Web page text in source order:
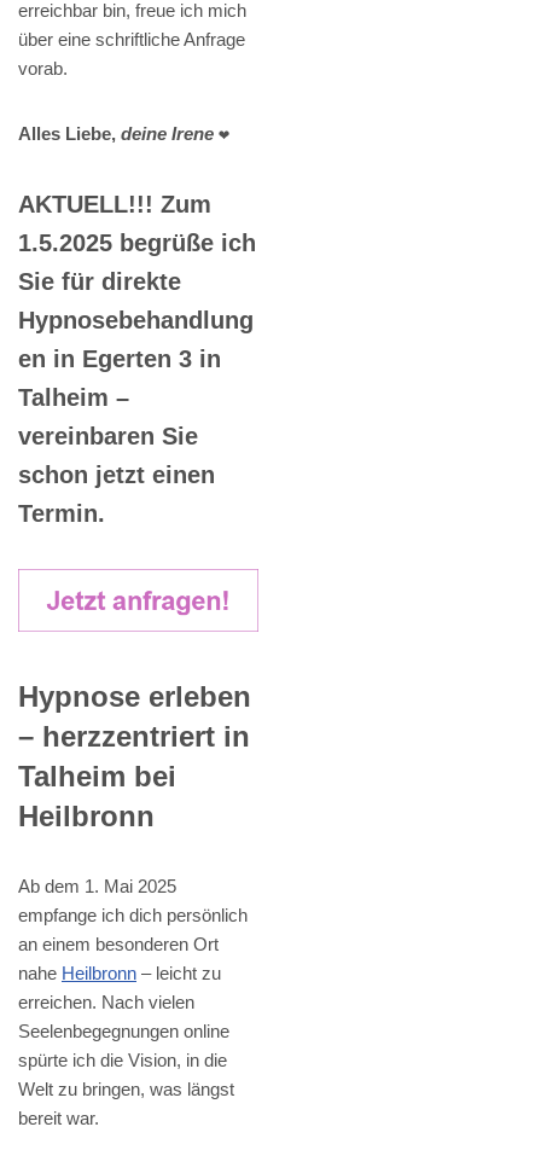
erreichbar bin, freue ich mich
über eine schriftliche Anfrage
vorab.
Alles Liebe, deine Irene ❤️
AKTUELL!!! Zum
1.5.2025 begrüße ich
Sie für direkte
Hypnosebehandlung
en in Egerten 3 in
Talheim –
vereinbaren Sie
schon jetzt einen
Termin.
Hypnose erleben
– herzzentriert in
Talheim bei
Heilbronn
Ab dem 1. Mai 2025
empfange ich dich persönlich
an einem besonderen Ort
nahe Heilbronn – leicht zu
erreichen. Nach vielen
Seelenbegegnungen online
spürte ich die Vision, in die
Welt zu bringen, was längst
bereit war.